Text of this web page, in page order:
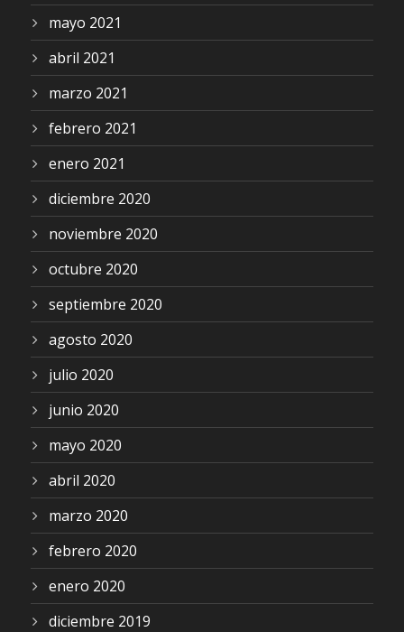
mayo 2021
abril 2021
marzo 2021
febrero 2021
enero 2021
diciembre 2020
noviembre 2020
octubre 2020
septiembre 2020
agosto 2020
julio 2020
junio 2020
mayo 2020
abril 2020
marzo 2020
febrero 2020
enero 2020
diciembre 2019